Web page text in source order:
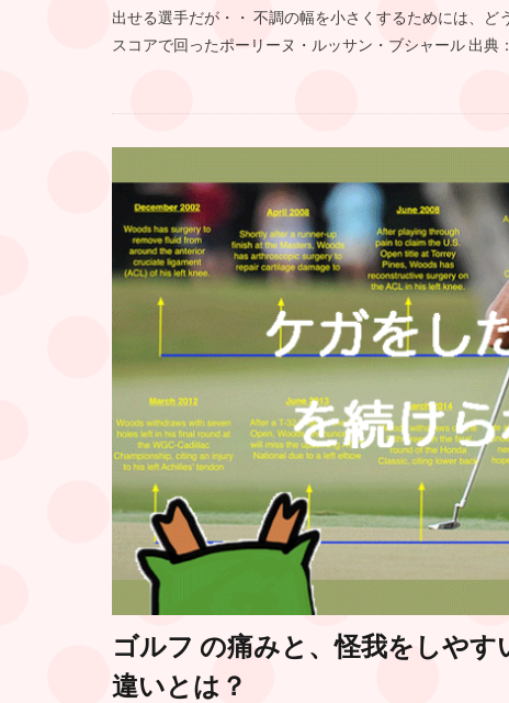
出せる選手だが・・ 不調の幅を小さくするためには、
スコアで回ったポーリーヌ・ルッサン・ブシャール 出典
ゴルフ の痛みと、怪我をしや
違いとは？